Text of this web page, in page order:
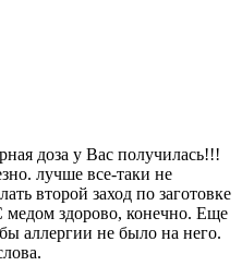
доза у Вас получилась!!!
лучше все-таки не
второй заход по заготовке
медом здорово, конечно. Еще
аллергии не было на него.